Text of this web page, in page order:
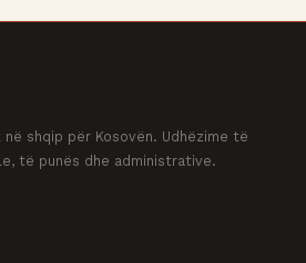
shqip për Kosovën. Udhëzime të
të punës dhe administrative.